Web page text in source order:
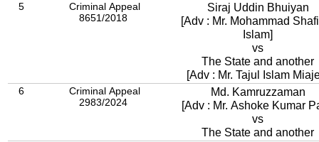
5
Criminal Appeal
8651/2018
Siraj Uddin Bhuiyan
[Adv : Mr. Mohammad
Islam]
vs
The State and another
[Adv : Mr. Tajul Islam
6
Criminal Appeal
2983/2024
Md. Kamruzzaman
[Adv : Mr. Ashoke Kumar
vs
The State and another